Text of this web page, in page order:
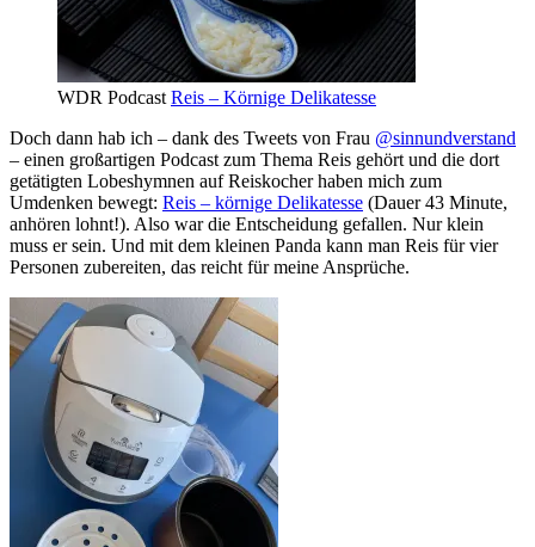
WDR Podcast Reis – Körnige Delikatesse
Doch dann hab ich – dank des Tweets von Frau @sinnundverstand
– einen großartigen Podcast zum Thema Reis gehört und die dort
getätigten Lobeshymnen auf Reiskocher haben mich zum
Umdenken bewegt: Reis – körnige Delikatesse (Dauer 43 Minute,
anhören lohnt!). Also war die Entscheidung gefallen. Nur klein
muss er sein. Und mit dem kleinen Panda kann man Reis für vier
Personen zubereiten, das reicht für meine Ansprüche.